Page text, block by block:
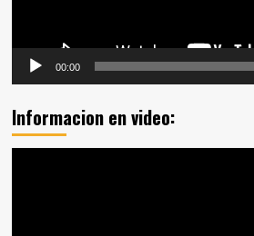
00:00
Informacion en video: